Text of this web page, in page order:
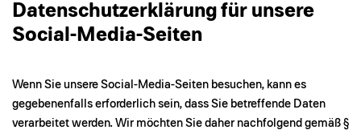
Datenschutzerklärung für unsere
Social-Media-Seiten
Wenn Sie unsere Social-Media-Seiten besuchen, kann es
gegebenenfalls erforderlich sein, dass Sie betreffende Daten
verarbeitet werden. Wir möchten Sie daher nachfolgend gemäß §